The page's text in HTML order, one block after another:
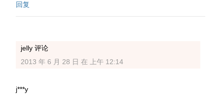
回复
jelly 评论
2013 年 6 月 28 日 在 上午 12:14
j***y